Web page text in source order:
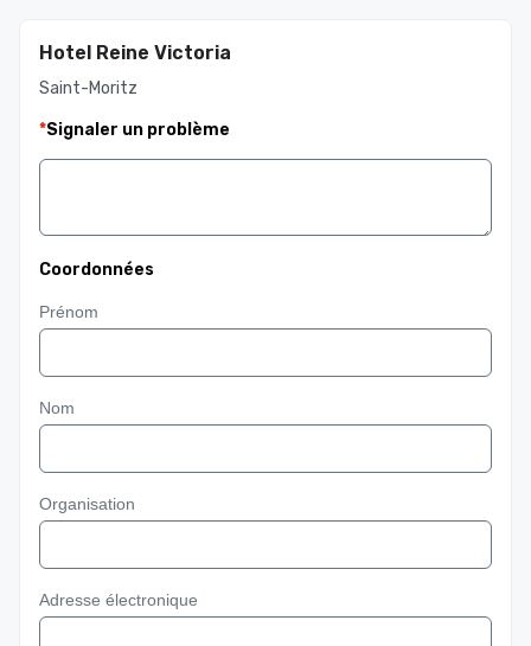
Hotel Reine Victoria
Saint-Moritz
*Signaler un problème
Coordonnées
Prénom
Nom
Organisation
Adresse électronique